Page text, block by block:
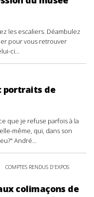
les escaliers. Déambulez
pour vous retrouver
ci...
portraits de
que je refuse parfois à la
même, qui, dans son
André...
COMPTES RENDUS D'EXPOS
colimaçons de